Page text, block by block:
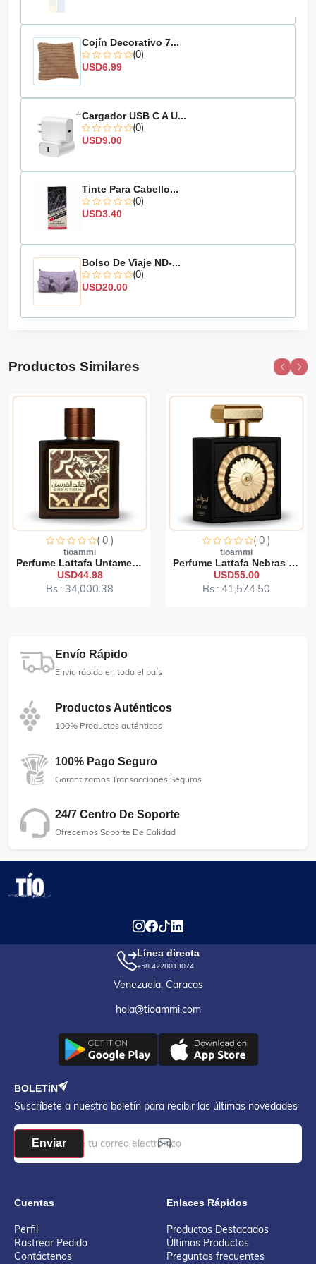
Cojín Decorativo 7...
(0)
USD6.99
Cargador USB C A U...
(0)
USD9.00
Tinte Para Cabello...
(0)
USD3.40
Bolso De Viaje ND-...
(0)
USD20.00
Productos Similares
( 0 )
tioammi
Perfume Lattafa Untamed 1...
USD44.98
Bs.: 34,000.38
( 0 )
tioammi
Perfume Lattafa Nebras 10...
USD55.00
Bs.: 41,574.50
Envío Rápido
Envío rápido en todo el país
Productos Auténticos
100% Productos auténticos
100% Pago Seguro
Garantizamos Transacciones Seguras
24/7 Centro De Soporte
Ofrecemos Soporte De Calidad
Línea directa
+58 4228013074
Venezuela, Caracas
hola@tioammi.com
BOLETÍN
Suscríbete a nuestro boletín para recibir las últimas novedades
Enviar
Cuentas
Perfil
Rastrear Pedido
Contáctenos
Enlaces Rápidos
Productos Destacados
Últimos Productos
Preguntas frecuentes